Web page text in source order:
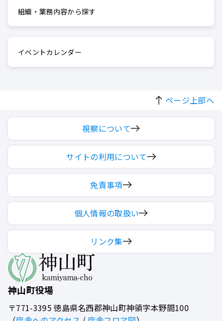
組織・業務内容から探す
イベントカレンダー
ページ上部へ
神山町役場
〒771-3395徳島県名西郡神山町神領字本野間100
視察について
サイトの利用について
免責事項
個人情報の取扱い
リンク集